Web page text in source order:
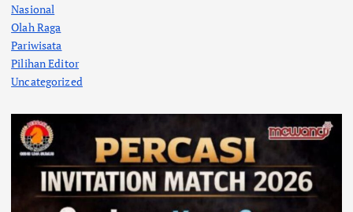
Nasional
Olah Raga
Pariwisata
Pilihan Editor
Uncategorized